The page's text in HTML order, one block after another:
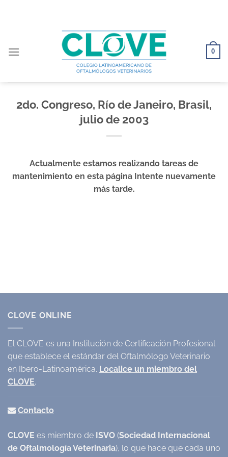
0
2do. Congreso, Río de Janeiro, Brasil,
julio de 2003
Actualmente estamos realizando tareas de
mantenimiento en esta página Intente nuevamente
más tarde.
CLOVE ONLINE
El CLOVE es una Institución de Certificación Profesional
que establece el estándar del Oftalmólogo Veterinario
en Ibero-Latinoamérica. Localice un miembro del
CLOVE.
Contacto
CLOVE es miembro de ISVO (Sociedad Internacional
de Oftalmología Veterinaria), lo que hace que cada uno